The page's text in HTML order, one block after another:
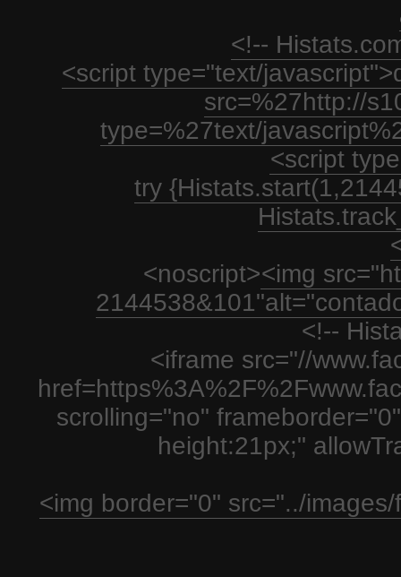
<!--
<script type="text/
src=%27http://
type=%27text/
<script
try
<noscript><img
<!--
<iframe src="//
scrolling="no"
height:21px;"
<img border="0" src="../